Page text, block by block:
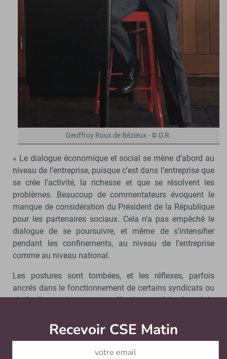
Geoffroy Roux de Bézieux - © D.R.
« Le dialogue économique et social se mène d’abord au
niveau de l’entreprise, puisque c’est dans l’entreprise que
se crée l’activité, la richesse et que se résolvent les
problèmes. Beaucoup de commentateurs évoquent le
manque de considération du Président de la République
pour les partenaires sociaux. Cela n’a pas empêché le
dialogue de se poursuivre, et même de s’intensifier
pendant les confinements, au niveau de l’entreprise
comme au niveau national.
Les postures sont tombées, et les réflexes, parfois
ancrés dans le fonctionnement de certains syndicats ou
chefs d’entreprise, se sont effacés pour faire face à la
formidable responsabilité dont ont su faire preuve les
syndicats de salariés. Il nous faut désormais capitaliser
sur ces avancées. Nous avons lancé un agenda
Recevoir CSE Matin